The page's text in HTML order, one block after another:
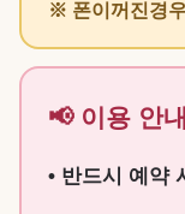
※ 폰이꺼진경
📢 이용 안
• 반드시 예약